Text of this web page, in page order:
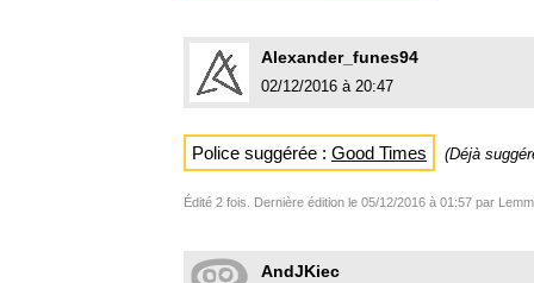
Alexander_funes94
02/12/2016 à 20:47
Police suggérée : Good Times (Déjà
Édité 2 fois. Dernière édition le 05/12/2016 à 01:57 par
AndJKiec